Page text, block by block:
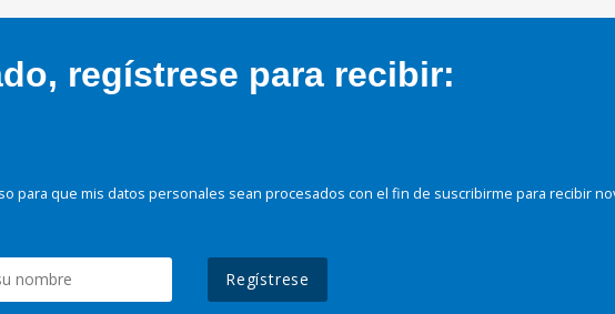
regístrese para recibir:
para que mis datos personales sean procesados con el fin de suscribirme para recibir
Regístrese